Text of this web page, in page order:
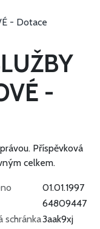
- Dotace
-
Příspěvková
celkem.
01.01.1997
64809447
schránka3aak9xj